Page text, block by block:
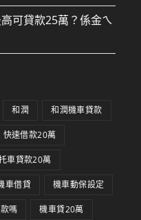
可貸款25萬？係金ㄟ
和潤 和潤機車貸款
快速借款20萬
車貸款20萬
車借貸 機車動保設定
嗎 機車貸20萬